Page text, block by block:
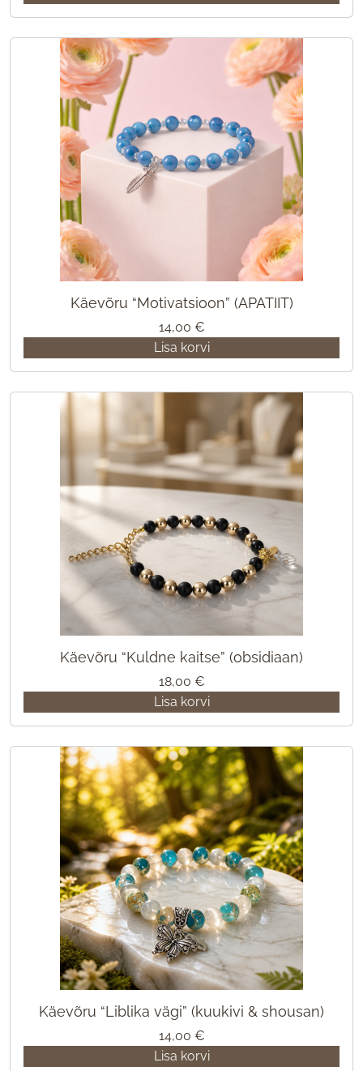
Käevõru “Motivatsioon” (APATIIT)
14,00 €
Lisa korvi
Käevõru “Kuldne kaitse” (obsidiaan)
18,00 €
Lisa korvi
Käevõru “Liblika vägi” (kuukivi & shousan)
14,00 €
Lisa korvi